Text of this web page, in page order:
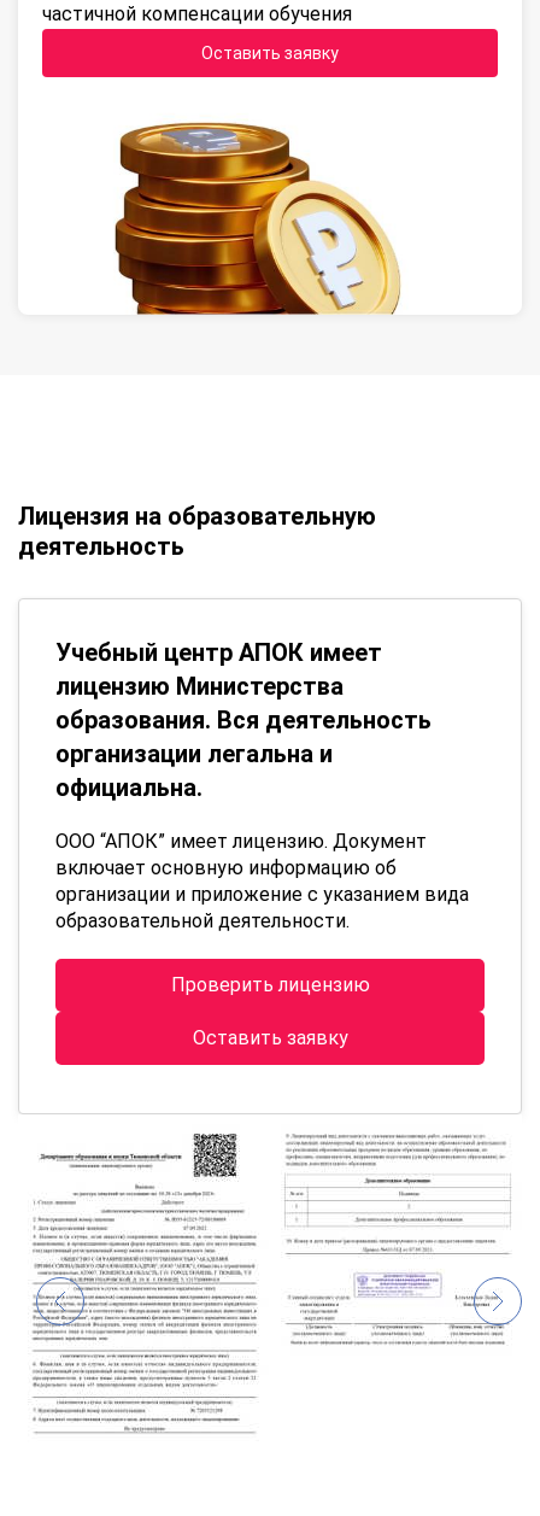
частичной компенсации обучения
Оставить заявку
Лицензия на образовательную
деятельность
Учебный центр АПОК имеет
лицензию Министерства
образования. Вся деятельность
организации легальна и
официальна.
ООО “АПОК” имеет лицензию. Документ
включает основную информацию об
организации и приложение с указанием вида
образовательной деятельности.
Проверить лицензию
Оставить заявку